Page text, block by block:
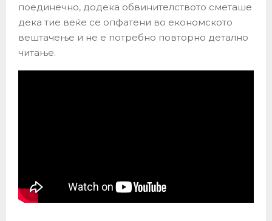
поединечно, додека обвинителството сметаше
дека тие веќе се опфатени во економското
вештачење и не е потребно повторно детално
читање.